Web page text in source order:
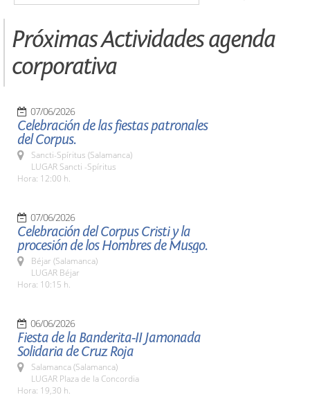
Próximas Actividades agenda
corporativa
07/06/2026
Celebración de las fiestas patronales
del Corpus.
Sancti-Spíritus (Salamanca)
LUGAR Sancti -Spíritus
Hora: 12:00 h.
07/06/2026
Celebración del Corpus Cristi y la
procesión de los Hombres de Musgo.
Béjar (Salamanca)
LUGAR Béjar
Hora: 10:15 h.
06/06/2026
Fiesta de la Banderita-II Jamonada
Solidaria de Cruz Roja
Salamanca (Salamanca)
LUGAR Plaza de la Concordia
Hora: 19,30 h.